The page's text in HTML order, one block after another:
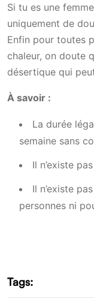
Si tu es une
uniquement de
Enfin pour toutes
chaleur, on doute
désertique qui
À savoir :
La durée
semaine sans
Il n’existe
Il n’existe
personnes ni
Tags: